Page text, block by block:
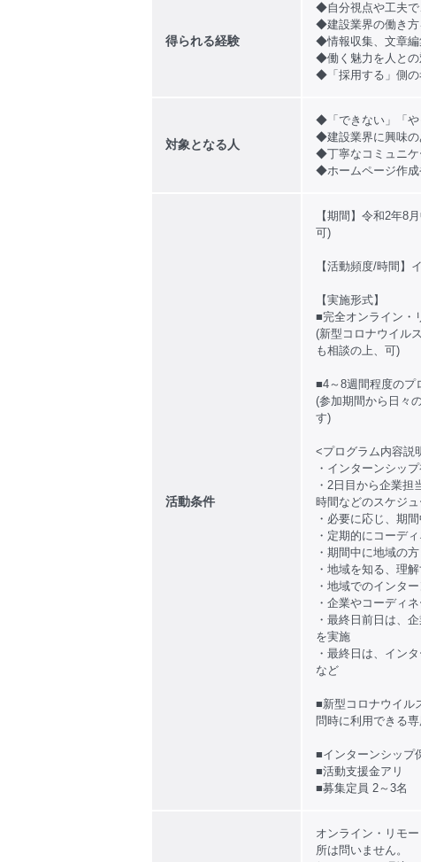
得られる経験
◆自分視点や工夫で
◆建設業界の働き方
◆情報収集、文章編
◆働く魅力を人との
◆「採用する」側の
対象となる人
◆「できない」「や
◆建設業界に興味の
◆丁寧なコミュニケ
◆ホームページ作成
活動条件
【期間】令和2年8
可)
【活動頻度/時間】
【実施形式】
■完全オンライン・
(新型コロナウイル
も相談の上、可)
■4～8週間程度のプ
(参加期間から日々
す)
<プログラム内容説
・インターンシッ
・2日目から企業
時間などのスケジ
・必要に応じ、期
・定期的にコーデ
・期間中に地域の
・地域を知る、理
・地域でのインタ
・企業やコーディ
・最終日前日は、
を実施
・最終日は、イン
など
■新型コロナウイル
問時に利用できる
■インターンシップ
■活動支援金アリ
■募集定員 2～3名
オンライン・リモ
所は問いません。